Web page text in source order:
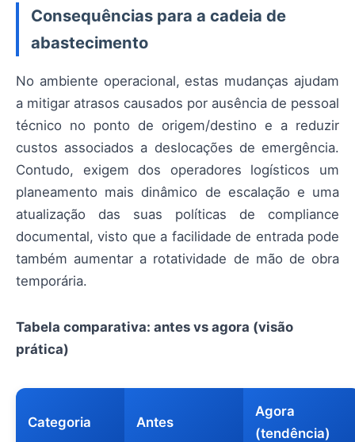
Consequências para a cadeia de
abastecimento
No ambiente operacional, estas mudanças ajudam
a mitigar atrasos causados por ausência de pessoal
técnico no ponto de origem/destino e a reduzir
custos associados a deslocações de emergência.
Contudo, exigem dos operadores logísticos um
planeamento mais dinâmico de escalação e uma
atualização das suas políticas de compliance
documental, visto que a facilidade de entrada pode
também aumentar a rotatividade de mão de obra
temporária.
Tabela comparativa: antes vs agora (visão
prática)
Categoria Antes
Agora
(tendência)